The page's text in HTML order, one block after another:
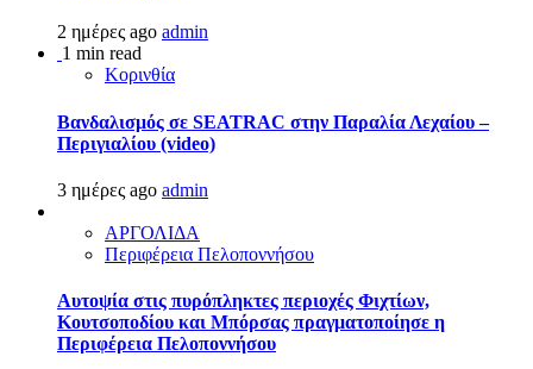
2 ημέρες ago admin
1 min read
Κορινθία
Βανδαλισμός σε SEATRAC στην Παραλία Λεχαίου –
Περιγιαλίου (video)
3 ημέρες ago admin
ΑΡΓΟΛΙΔΑ
Περιφέρεια Πελοποννήσου
Αυτοψία στις πυρόπληκτες περιοχές Φιχτίων,
Κουτσοποδίου και Μπόρσας πραγματοποίησε η
Περιφέρεια Πελοποννήσου